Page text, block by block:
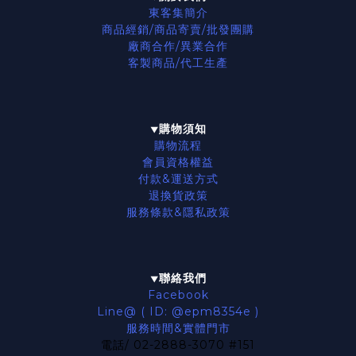
東客集簡介
商品經銷/商品寄賣/批發團購
廠商合作/異業合作
客製商品/代工生產
▼購物須知
購物流程
會員資格權益
付款&運送方式
退換貨政策
服務條款&隱私政策
▼聯絡我們
Facebook
Line@ ( ID: @epm8354e )
服務時間&實體門市
電話/ 02-2888-3070 #151